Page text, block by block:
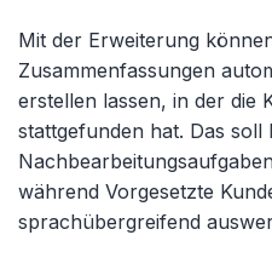
Mit der Erweiterung
Zusammenfassungen
erstellen lassen, in der die
stattgefunden hat. Das
während Vorgesetzte
sprachübergreifend